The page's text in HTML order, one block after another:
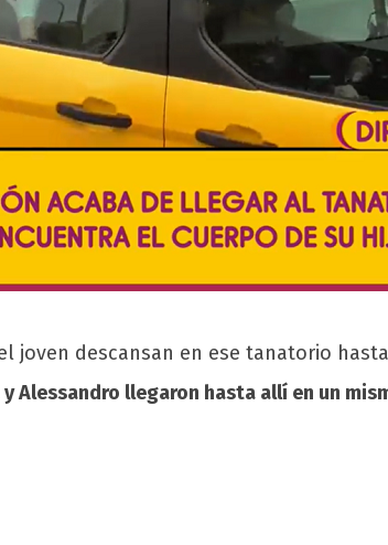
joven descansan en ese tanatorio
y Alessandro llegaron hasta allí en un